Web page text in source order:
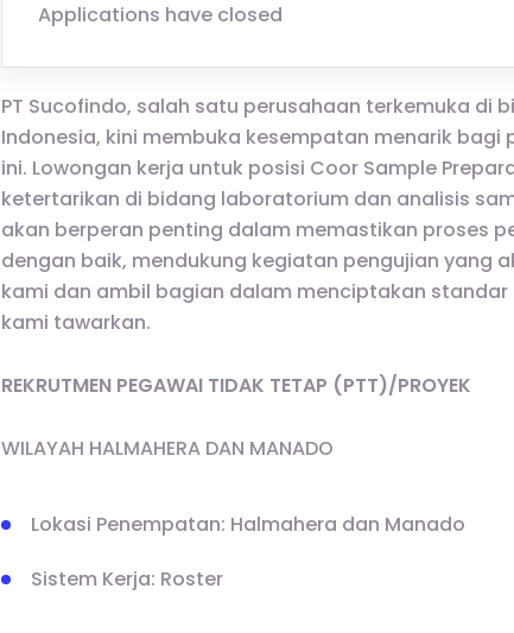
Applications have closed
PT Sucofindo, salah satu perusahaan terkemuka di
Indonesia, kini membuka kesempatan menarik
ini. Lowongan kerja untuk posisi Coor Sample
ketertarikan di bidang laboratorium dan analisis
akan berperan penting dalam memastikan proses
dengan baik, mendukung kegiatan pengujian yang
kami dan ambil bagian dalam menciptakan
kami tawarkan.
REKRUTMEN PEGAWAI TIDAK TETAP (PTT)/PROYEK
WILAYAH HALMAHERA DAN MANADO
Lokasi Penempatan: Halmahera dan Manado
Sistem Kerja: Roster